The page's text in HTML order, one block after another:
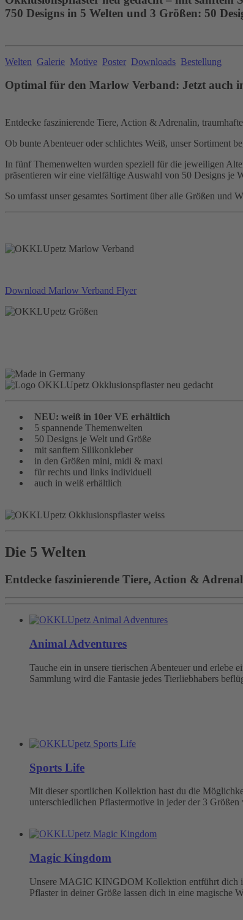
750 Designs in 5 Welten und 3 Größen: 50
Welten Galerie Motive Poster Downloads Bestellung
Optimal für den Marlow Verband: Jetzt auch
Entdecke faszinierende Tiere, Action & Adrenalin,
Ob bunte Abenteuer oder schlichtes Weiß, unser Sortiment
In fünf Themenwelten wurden speziell für die jeweiligen
präsentieren wir eine vielfältige Auswahl von 50 Designs je
So umfasst unser gesamtes Sortiment über alle Größen und
Download Marlow Verband Flyer
NEU: weiß in 10er VE erhältlich
5 spannende Themenwelten
50 Designs je Welt und Größe
mit sanftem Silikonkleber
in den Größen mini, midi & maxi
für rechts und links individuell
auch in weiß erhältlich
Die 5 Welten
Entdecke faszinierende Tiere, Action &
Animal Adventures
Tauche ein in unsere tierischen Abenteuer und erlebe
Sammlung wird die Fantasie jedes Tierliebhabers
Sports Life
Mit dieser sportlichen Kollektion hast du die
unterschiedlichen Pflastermotive in jeder der 3
Magic Kingdom
Unsere MAGIC KINGDOM Kollektion entführt dich in
Pflaster in deiner Größe lassen dich in eine magische